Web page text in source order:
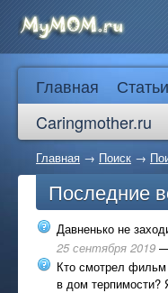
Главная
Caringmother.ru
Главная → Поиск →
Последние
Давненько не
25 сентября 2019
Кто смотрел фильм
в дом терпимости?